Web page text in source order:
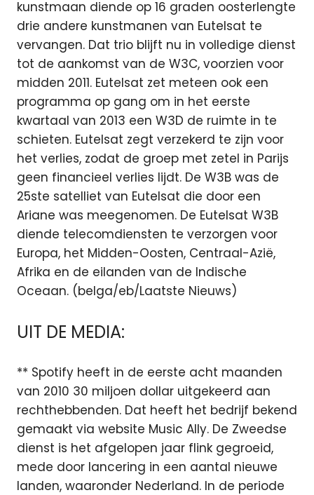
kunstmaan diende op 16 graden oosterlengte
drie andere kunstmanen van Eutelsat te
vervangen. Dat trio blijft nu in volledige dienst
tot de aankomst van de W3C, voorzien voor
midden 2011. Eutelsat zet meteen ook een
programma op gang om in het eerste
kwartaal van 2013 een W3D de ruimte in te
schieten. Eutelsat zegt verzekerd te zijn voor
het verlies, zodat de groep met zetel in Parijs
geen financieel verlies lijdt. De W3B was de
25ste satelliet van Eutelsat die door een
Ariane was meegenomen. De Eutelsat W3B
diende telecomdiensten te verzorgen voor
Europa, het Midden-Oosten, Centraal-Azië,
Afrika en de eilanden van de Indische
Oceaan. (belga/eb/Laatste Nieuws)
UIT DE MEDIA:
** Spotify heeft in de eerste acht maanden
van 2010 30 miljoen dollar uitgekeerd aan
rechthebbenden. Dat heeft het bedrijf bekend
gemaakt via website Music Ally. De Zweedse
dienst is het afgelopen jaar flink gegroeid,
mede door lancering in een aantal nieuwe
landen, waaronder Nederland. In de periode